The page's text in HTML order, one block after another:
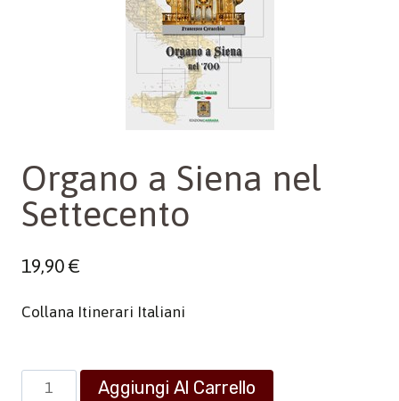
Organo a Siena nel
Settecento
19,90€
Collana Itinerari Italiani
Organo
Aggiungi Al Carrello